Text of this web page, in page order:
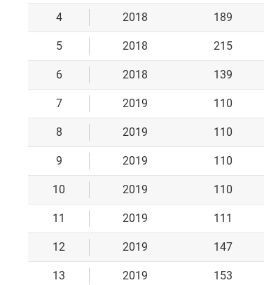
4 2018 189
5 2018 215
6 2018 139
7 2019 110
8 2019 110
9 2019 110
10 2019 110
11 2019 111
12 2019 147
13 2019 153